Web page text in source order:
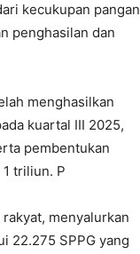
kecukupan pangan
penghasilan dan
menghasilkan
kuartal III 2025,
pembentukan
triliun. P
menyalurkan
22.275 SPPG yang